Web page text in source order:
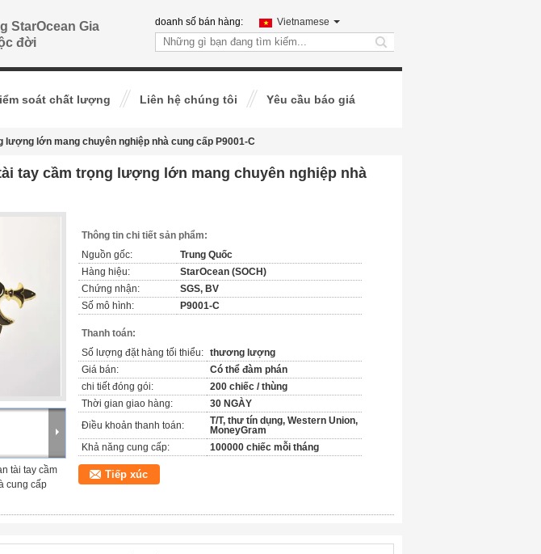
StarOcean Gia
đời
doanh số bán hàng: Vietnamese
search
soát chất lượng Liên hệ chúng tôi Yêu cầu báo giá
lớn mang chuyên nghiệp nhà cung cấp P9001-C
tay cầm trọng lượng lớn mang chuyên nghiệp nhà
tài tay cầm
cung cấp
Thông tin chi tiết sản phẩm:
Nguồn gốc:
Trung Quốc
Hàng hiệu:
StarOcean (SOCH)
Chứng nhận:
SGS, BV
Số mô hình:
P9001-C
Thanh toán:
Số lượng đặt hàng tối thiểu: thương lượng
Giá bán:
Có thể đàm phán
chi tiết đóng gói:
200 chiếc / thùng
Thời gian giao hàng:
30 NGÀY
Điều khoản thanh toán:
T/T, thư tín dụng, Western Union,
MoneyGram
Khả năng cung cấp:
100000 chiếc mỗi tháng
Tiếp xúc